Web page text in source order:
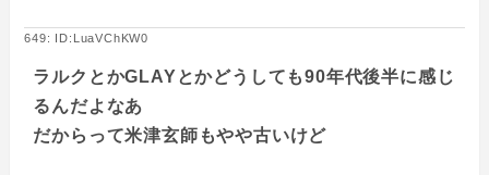
649: ID:LuaVChKW0
ラルクとかGLAYとかどうしても90年代後半に感じ
るんだよなあ
だからって米津玄師もやや古いけど